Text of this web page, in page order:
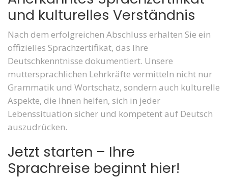
und kulturelles Verständnis
Nach dem erfolgreichen Abschluss erhalten Sie ein
offizielles Sprachzertifikat, das Ihre
Deutschkenntnisse dokumentiert. Unsere
muttersprachlichen Lehrkräfte vermitteln nicht nur
Grammatik und Wortschatz, sondern auch kulturelle
Aspekte, die Ihnen helfen, sich in jeder
Lebenssituation sicher und kompetent auf Deutsch
auszudrücken.
Jetzt starten – Ihre
Sprachreise beginnt hier!